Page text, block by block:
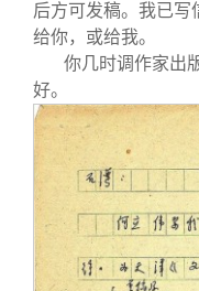
后方可发稿。我已写
给你，或给我。
你几时调作家出
好。